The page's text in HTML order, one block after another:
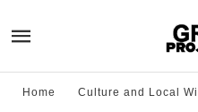
Home Culture and Local